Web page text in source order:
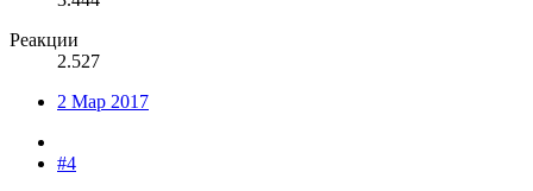
Реакции
2.527
2 Мар 2017
#4